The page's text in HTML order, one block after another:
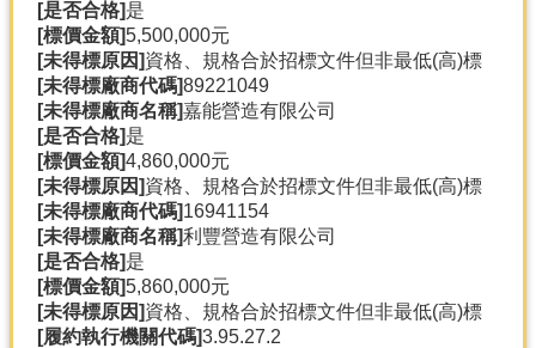
[是否合格]是
[標價金額]5,500,000元
[未得標原因]資格、規格合於招標文件但非最低(高)標
[未得標廠商代碼]89221049
[未得標廠商名稱]嘉能營造有限公司
[是否合格]是
[標價金額]4,860,000元
[未得標原因]資格、規格合於招標文件但非最低(高)標
[未得標廠商代碼]16941154
[未得標廠商名稱]利豐營造有限公司
[是否合格]是
[標價金額]5,860,000元
[未得標原因]資格、規格合於招標文件但非最低(高)標
[履約執行機關代碼]3.95.27.2